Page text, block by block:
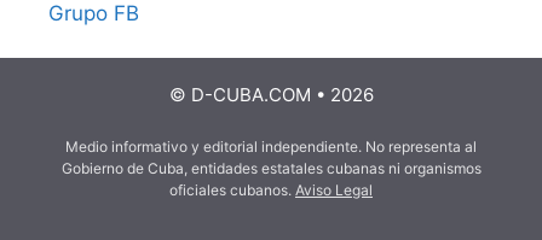
Grupo FB
© D-CUBA.COM • 2026
Medio informativo y editorial independiente. No representa al
Gobierno de Cuba, entidades estatales cubanas ni organismos
oficiales cubanos. Aviso Legal